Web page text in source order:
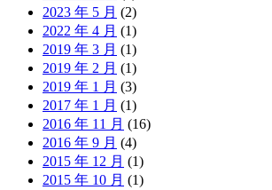
2023 年 5 月 (2)
2022 年 4 月 (1)
2019 年 3 月 (1)
2019 年 2 月 (1)
2019 年 1 月 (3)
2017 年 1 月 (1)
2016 年 11 月 (16)
2016 年 9 月 (4)
2015 年 12 月 (1)
2015 年 10 月 (1)